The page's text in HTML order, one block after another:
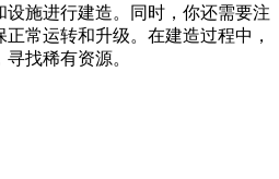
施进行建造。同时，你还需要注
常运转和升级。在建造过程中，
找稀有资源。